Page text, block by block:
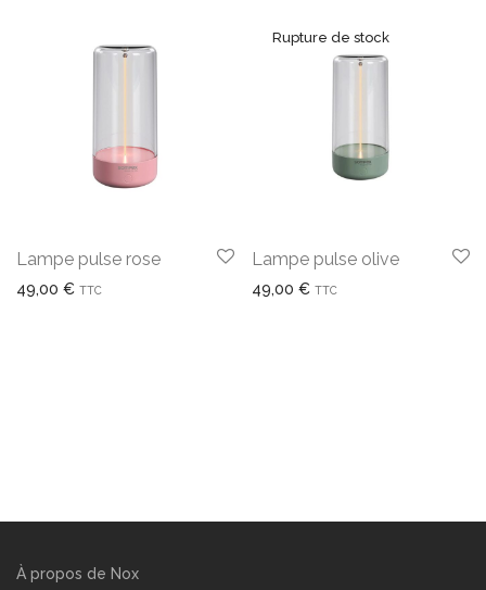
Lampe pulse rose
49,00 € TTC
Lampe pulse olive
49,00 € TTC
À propos de Nox